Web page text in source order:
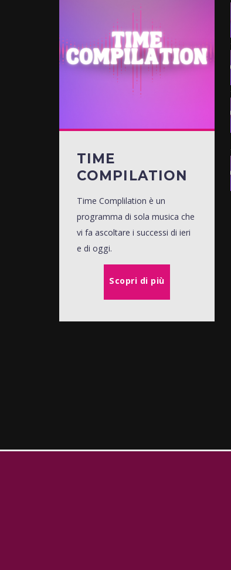
TIME
COMPILATION
Time Complilation è un
programma di sola musica che
vi fa ascoltare i successi di ieri
e di oggi.
Scopri di più